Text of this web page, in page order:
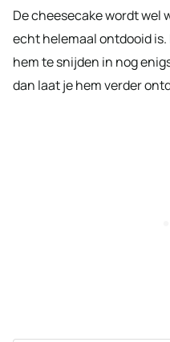
De cheesecake wordt wel
echt helemaal ontdooid
hem te snijden in nog
dan laat je hem verder